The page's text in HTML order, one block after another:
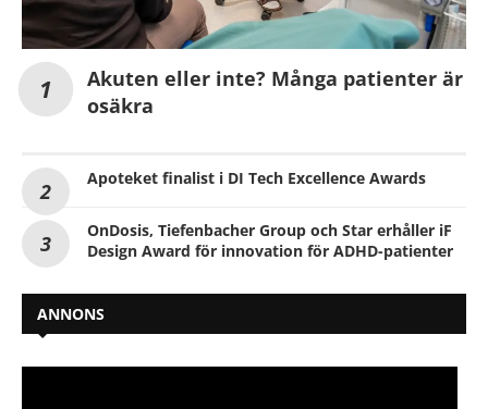
Akuten eller inte? Många patienter är
osäkra
Apoteket finalist i DI Tech Excellence Awards
OnDosis, Tiefenbacher Group och Star erhåller iF
Design Award för innovation för ADHD-patienter
ANNONS